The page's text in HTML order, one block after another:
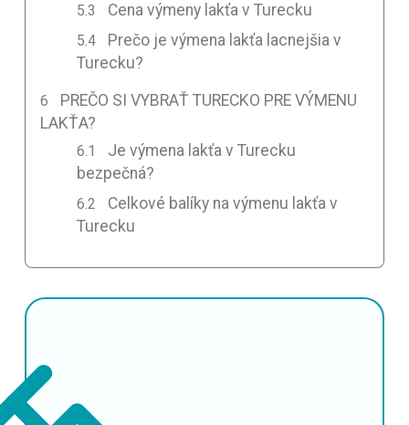
Cena výmeny lakťa v Turecku
Prečo je výmena lakťa lacnejšia v
Turecku?
PREČO SI VYBRAŤ TURECKO PRE VÝMENU
LAKŤA?
Je výmena lakťa v Turecku
bezpečná?
Celkové balíky na výmenu lakťa v
Turecku